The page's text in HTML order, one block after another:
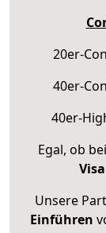
20er-
40er-
40er-
Egal, ob bei
Unsere
Einführen